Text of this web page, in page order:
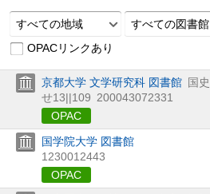
すべての地域
すべての図書館
OPACリンクあり
京都大学 文学研究科 図書館 国史
せ13||109 200043072331
OPAC
国学院大学 図書館
1230012443
OPAC